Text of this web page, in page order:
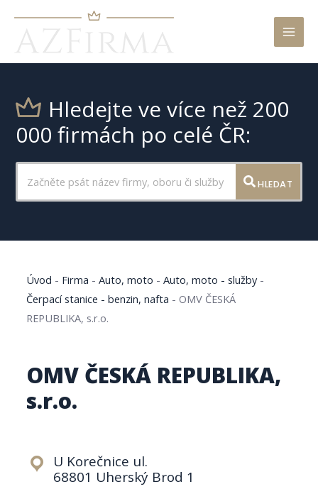
Hledejte ve více než 200
000 firmách po celé ČR:
HLEDAT
Úvod - Firma -Auto, moto -Auto, moto - služby-
Čerpací stanice - benzin, nafta -OMV ČESKÁ
REPUBLIKA, s.r.o.
OMV ČESKÁ REPUBLIKA,
s.r.o.
U Korečnice ul.
68801 Uherský Brod 1